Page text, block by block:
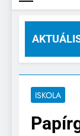
ISKOLA